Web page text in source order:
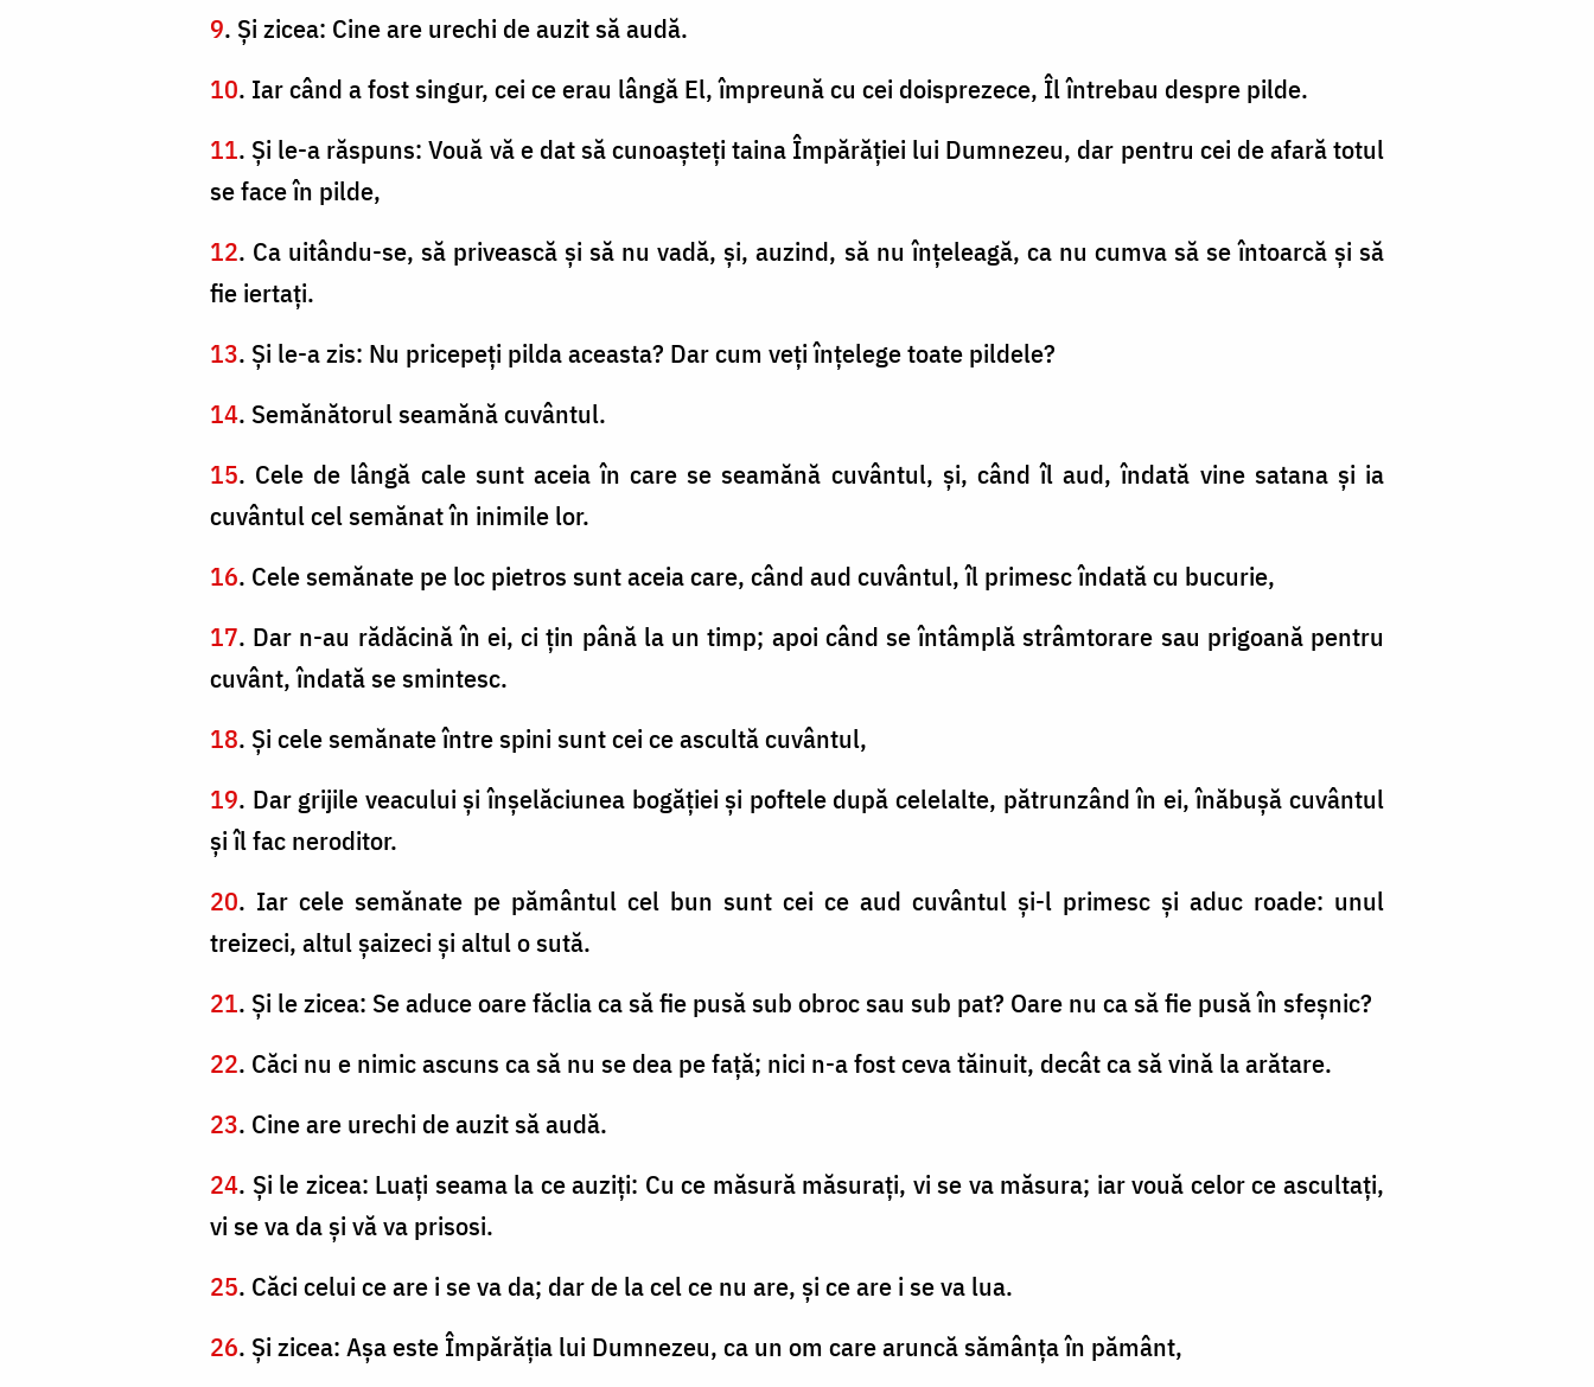
9. Şi zicea: Cine are urechi de auzit să audă.
10. Iar când a fost singur, cei ce erau lângă El, împreună cu cei doisprezece, Îl întrebau despre pilde.
11. Şi le-a răspuns: Vouă vă e dat să cunoaşteţi taina Împărăţiei lui Dumnezeu, dar pentru cei de afară totul
se face în pilde,
12. Ca uitându-se, să privească şi să nu vadă, şi, auzind, să nu înţeleagă, ca nu cumva să se întoarcă şi să
fie iertaţi.
13. Şi le-a zis: Nu pricepeţi pilda aceasta? Dar cum veţi înţelege toate pildele?
14. Semănătorul seamănă cuvântul.
15. Cele de lângă cale sunt aceia în care se seamănă cuvântul, şi, când îl aud, îndată vine satana şi ia
cuvântul cel semănat în inimile lor.
16. Cele semănate pe loc pietros sunt aceia care, când aud cuvântul, îl primesc îndată cu bucurie,
17. Dar n-au rădăcină în ei, ci ţin până la un timp; apoi când se întâmplă strâmtorare sau prigoană pentru
cuvânt, îndată se smintesc.
18. Şi cele semănate între spini sunt cei ce ascultă cuvântul,
19. Dar grijile veacului şi înşelăciunea bogăţiei şi poftele după celelalte, pătrunzând în ei, înăbuşă cuvântul
şi îl fac neroditor.
20. Iar cele semănate pe pământul cel bun sunt cei ce aud cuvântul şi-l primesc şi aduc roade: unul
treizeci, altul şaizeci şi altul o sută.
21. Şi le zicea: Se aduce oare făclia ca să fie pusă sub obroc sau sub pat? Oare nu ca să fie pusă în sfeşnic?
22. Căci nu e nimic ascuns ca să nu se dea pe faţă; nici n-a fost ceva tăinuit, decât ca să vină la arătare.
23. Cine are urechi de auzit să audă.
24. Şi le zicea: Luaţi seama la ce auziţi: Cu ce măsură măsuraţi, vi se va măsura; iar vouă celor ce ascultaţi,
vi se va da şi vă va prisosi.
25. Căci celui ce are i se va da; dar de la cel ce nu are, şi ce are i se va lua.
26. Şi zicea: Aşa este Împărăţia lui Dumnezeu, ca un om care aruncă sămânţa în pământ,